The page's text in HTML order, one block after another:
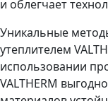
и облегчает
Уникальные
утеплителем
использовании
VALTHERM